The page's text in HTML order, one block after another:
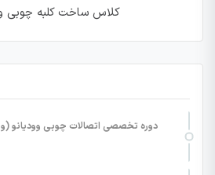
کلاس ساخت کلبه چوبی
دوره تخصصی اتصالات چوبی وودیانو